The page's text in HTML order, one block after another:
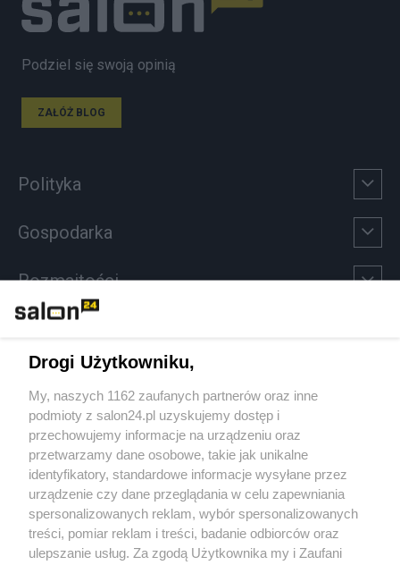
Podziel się swoją opinią
ZAŁÓŻ BLOG
Polityka
Gospodarka
Rozmaitości
Sport
Społeczeństwo
Kultura
X Facebook Instagram Youtube
Drogi Użytkowniku,
My, naszych 1162 zaufanych partnerów oraz inne
podmioty z salon24.pl uzyskujemy dostęp i
przechowujemy informacje na urządzeniu oraz
przetwarzamy dane osobowe, takie jak unikalne
identyfikatory, standardowe informacje wysyłane przez
urządzenie czy dane przeglądania w celu zapewniania
spersonalizowanych reklam, wybór spersonalizowanych
treści, pomiar reklam i treści, badanie odbiorców oraz
ulepszanie usług. Za zgodą Użytkownika my i Zaufani